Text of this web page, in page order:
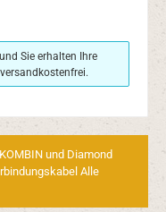
und Sie erhalten Ihre
und Diamond
Alle